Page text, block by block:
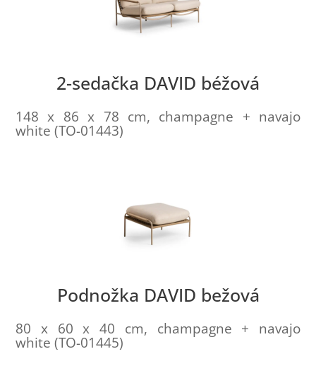
2-sedačka DAVID béžová
148 x 86 x 78 cm, champagne + navajo
white (TO-01443)
Podnožka DAVID bežová
80 x 60 x 40 cm, champagne + navajo
white (TO-01445)